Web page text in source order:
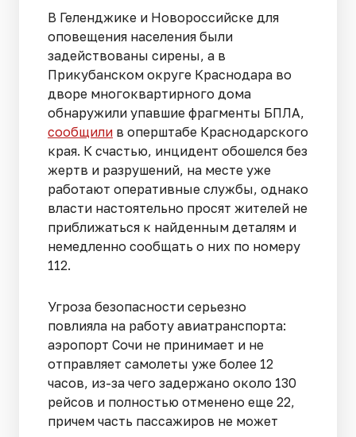
В Геленджике и Новороссийске для
оповещения населения были
задействованы сирены, а в
Прикубанском округе Краснодара во
дворе многоквартирного дома
обнаружили упавшие фрагменты БПЛА,
сообщили в оперштабе Краснодарского
края. К счастью, инцидент обошелся без
жертв и разрушений, на месте уже
работают оперативные службы, однако
власти настоятельно просят жителей не
приближаться к найденным деталям и
немедленно сообщать о них по номеру
112.
Угроза безопасности серьезно
повлияла на работу авиатранспорта:
аэропорт Сочи не принимает и не
отправляет самолеты уже более 12
часов, из-за чего задержано около 130
рейсов и полностью отменено еще 22,
причем часть пассажиров не может